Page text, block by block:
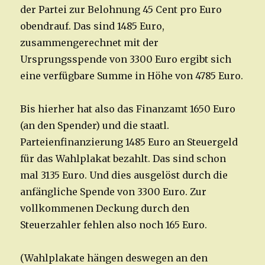
der Partei zur Belohnung 45 Cent pro Euro
obendrauf. Das sind 1485 Euro,
zusammengerechnet mit der
Ursprungsspende von 3300 Euro ergibt sich
eine verfügbare Summe in Höhe von 4785 Euro.
Bis hierher hat also das Finanzamt 1650 Euro
(an den Spender) und die staatl.
Parteienfinanzierung 1485 Euro an Steuergeld
für das Wahlplakat bezahlt. Das sind schon
mal 3135 Euro. Und dies ausgelöst durch die
anfängliche Spende von 3300 Euro. Zur
vollkommenen Deckung durch den
Steuerzahler fehlen also noch 165 Euro.
(Wahlplakate hängen deswegen an den